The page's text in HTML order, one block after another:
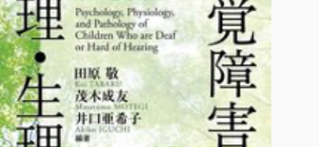
教育学研究科 教育学専攻 修士課程
その他の就学機会
学びの特徴
学びの特徴
ICT教育
初年次教育（リエゾンゼミⅠ）
実学臨床教育（総合福祉学部のみ履修可能）
教員紹介・業績
学びのサポート
学びのサポート
在学生インタビュー
ニュース一覧
芹沢銈介美術工芸館年報
東北福祉大学機関リポジトリ
東北福祉大学オープンアクセス方針
学生参加 × 産学官連携 ～ 「行学一如」の実践
社会貢献への取り組み
社会貢献・地域連携活動報告書
各種社会貢献活動の窓口
伝承講座「311『伝える／備える』次世代塾」
JICA草の根技術協力事業
被災地の子ども支援活動
生涯学習・社会人講座
自治体・団体等との主な協定
自治体・団体等との主な協定
研究所について
研究者のご紹介
TFU教育フォーラム
学内ポータルシステム
Universal Passport